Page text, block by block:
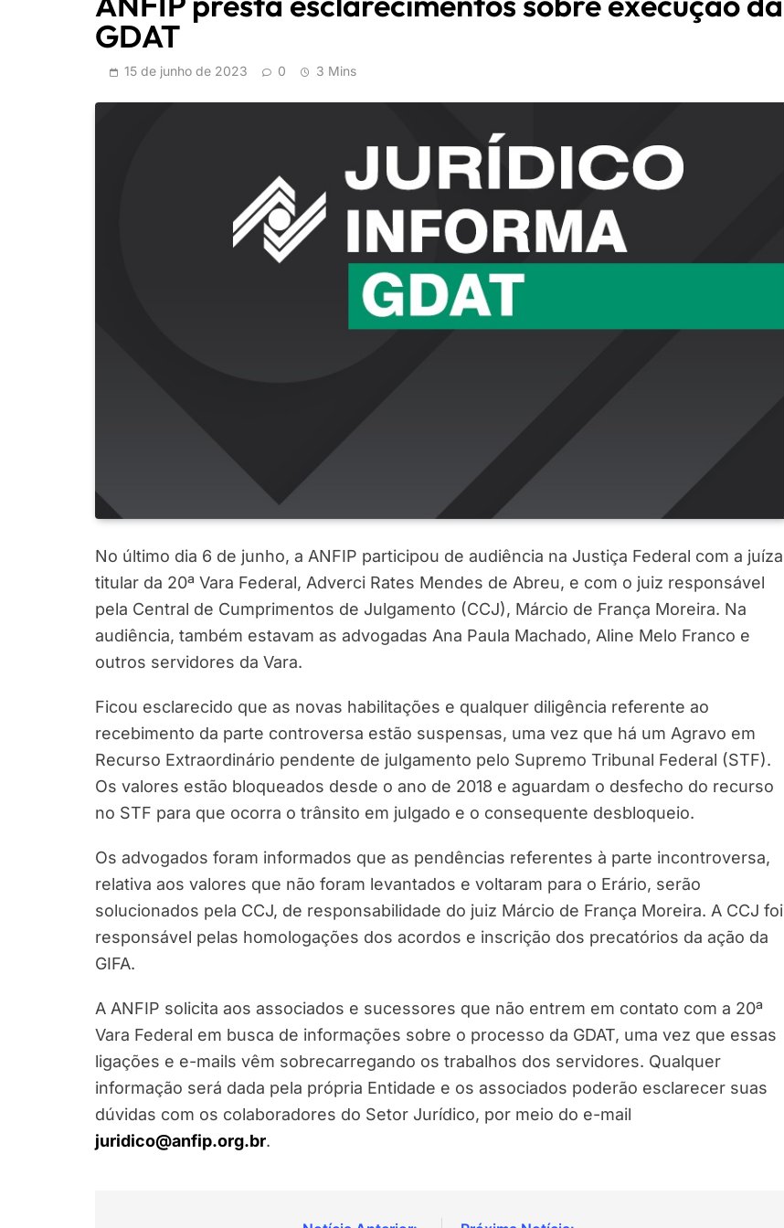
GDAT
15 de junho de 2023 0 3 Mins
No último dia 6 de junho, a ANFIP participou de audiência na Justiça Federal com a juíza
titular da 20ª Vara Federal, Adverci Rates Mendes de Abreu, e com o juiz responsável
pela Central de Cumprimentos de Julgamento (CCJ), Márcio de França Moreira. Na
audiência, também estavam as advogadas Ana Paula Machado, Aline Melo Franco e
outros servidores da Vara.
Ficou esclarecido que as novas habilitações e qualquer diligência referente ao
recebimento da parte controversa estão suspensas, uma vez que há um Agravo em
Recurso Extraordinário pendente de julgamento pelo Supremo Tribunal Federal (STF).
Os valores estão bloqueados desde o ano de 2018 e aguardam o desfecho do recurso
no STF para que ocorra o trânsito em julgado e o consequente desbloqueio.
Os advogados foram informados que as pendências referentes à parte incontroversa,
relativa aos valores que não foram levantados e voltaram para o Erário, serão
solucionados pela CCJ, de responsabilidade do juiz Márcio de França Moreira. A CCJ foi
responsável pelas homologações dos acordos e inscrição dos precatórios da ação da
GIFA.
A ANFIP solicita aos associados e sucessores que não entrem em contato com a 20ª
Vara Federal em busca de informações sobre o processo da GDAT, uma vez que essas
ligações e e-mails vêm sobrecarregando os trabalhos dos servidores. Qualquer
informação será dada pela própria Entidade e os associados poderão esclarecer suas
dúvidas com os colaboradores do Setor Jurídico, por meio do e-mail
juridico@anfip.org.br.